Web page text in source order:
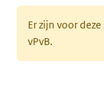
Er zijn voor
vPvB.